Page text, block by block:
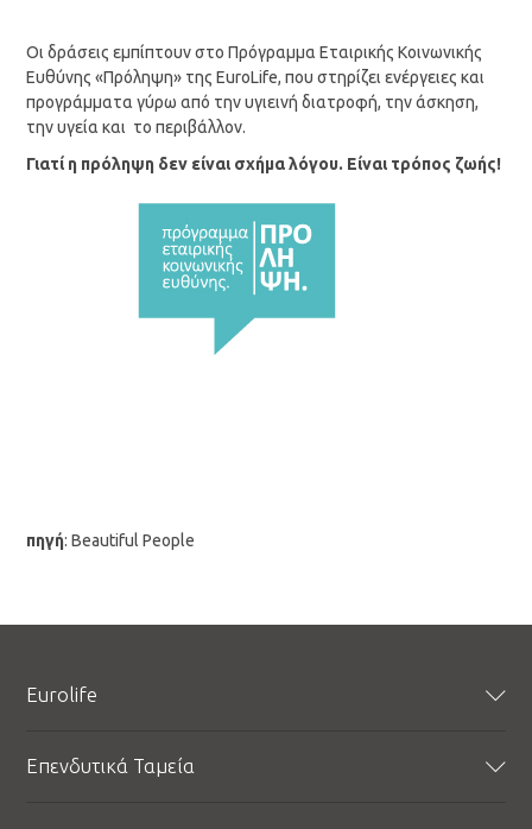
Οι δράσεις εμπίπτουν στο Πρόγραμμα Εταιρικής Κοινωνικής
Ευθύνης «Πρόληψη» της EuroLife, που στηρίζει ενέργειες και
προγράμματα γύρω από την υγιεινή διατροφή, την άσκηση,
την υγεία και το περιβάλλον.
Γιατί η πρόληψη δεν είναι σχήμα λόγου. Είναι τρόπος ζωής!
πηγή: Beautiful People
Eurolife
Εταιρική Υπευθυνότητα
Επενδυτικά Ταμεία